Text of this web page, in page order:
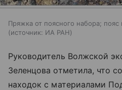
Пряжка от поясного набора;
источник: ИА РАН
Руководитель Волжской
Зеленцова отметила, что
находок с материалами